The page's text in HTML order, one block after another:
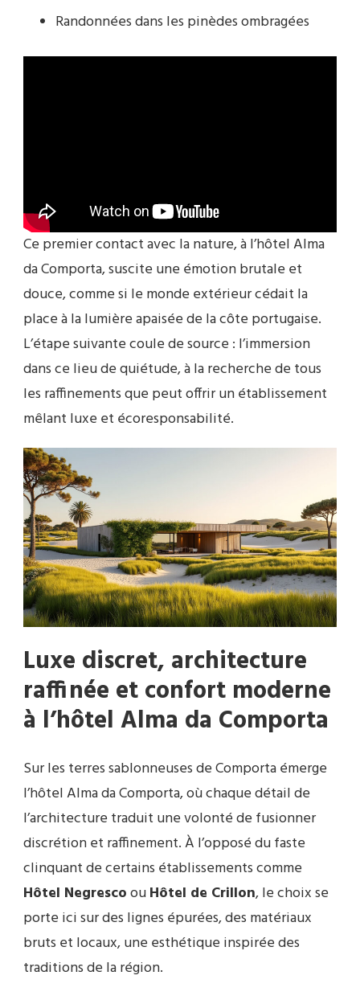
Randonnées dans les pinèdes ombragées
Ce premier contact avec la nature, à l’hôtel Alma
da Comporta, suscite une émotion brutale et
douce, comme si le monde extérieur cédait la
place à la lumière apaisée de la côte portugaise.
L’étape suivante coule de source : l’immersion
dans ce lieu de quiétude, à la recherche de tous
les raffinements que peut offrir un établissement
mêlant luxe et écoresponsabilité.
Luxe discret, architecture
raffinée et confort moderne
à l’hôtel Alma da Comporta
Sur les terres sablonneuses de Comporta émerge
l’hôtel Alma da Comporta, où chaque détail de
l’architecture traduit une volonté de fusionner
discrétion et raffinement. À l’opposé du faste
clinquant de certains établissements comme
Hôtel NegrescoouHôtel de Crillon, le choix se
porte ici sur des lignes épurées, des matériaux
bruts et locaux, une esthétique inspirée des
traditions de la région.